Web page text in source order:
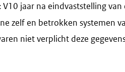
jaar na eindvaststelling
zelf en betrokken systemen
niet verplicht deze